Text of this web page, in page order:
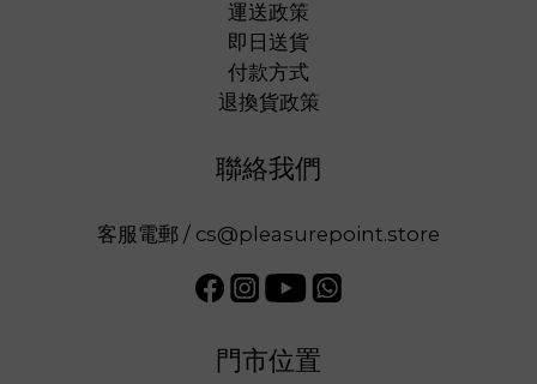
運送政策
即日送貨
付款方式
退換貨政策
聯絡我們
客服電郵 / cs@pleasurepoint.store
門市位置